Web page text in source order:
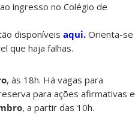
ingresso no Colégio de
disponíveis aqui. Orienta-se
que haja falhas.
, às 18h. Há vagas para
para ações afirmativas e
, a partir das 10h.